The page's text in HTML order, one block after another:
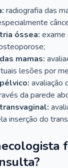
radiografia das
óssea: exame
mamas:
lesões por
avaliação
da parede
inserção do